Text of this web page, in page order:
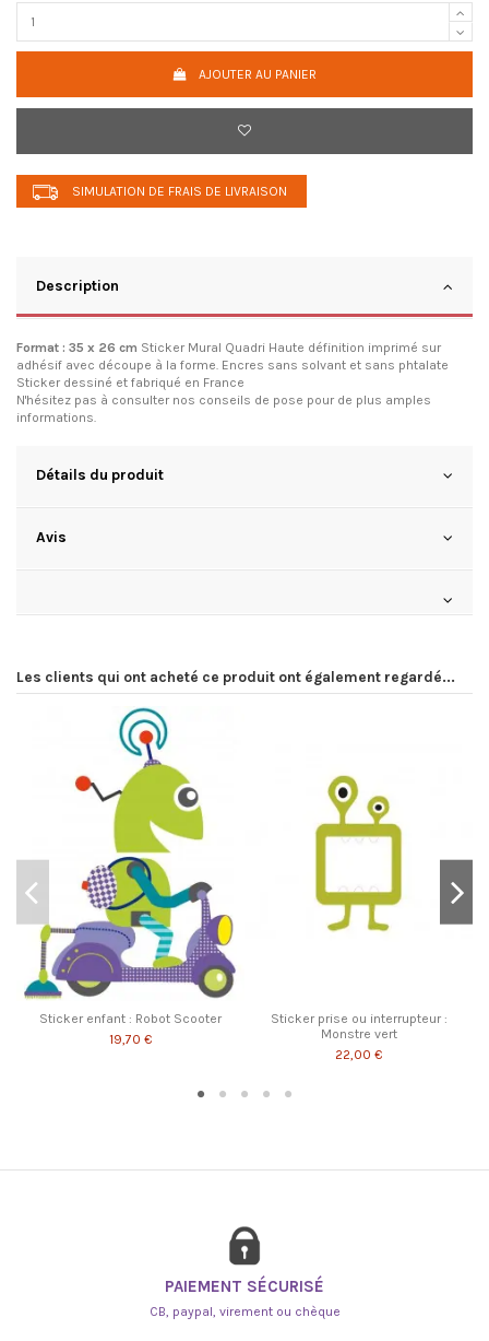
AJOUTER AU PANIER
SIMULATION DE FRAIS DE LIVRAISON
Description
Format : 35 x 26 cm Sticker Mural Quadri Haute définition imprimé sur
adhésif avec découpe à la forme. Encres sans solvant et sans phtalate
Sticker dessiné et fabriqué en France
N'hésitez pas à consulter nos conseils de pose pour de plus amples
informations.
Détails du produit
Avis
Les clients qui ont acheté ce produit ont également regardé...
Sticker enfant : Robot Scooter
19,70 €
Sticker prise ou interrupteur :
Monstre vert
22,00 €
PAIEMENT SÉCURISÉ
CB, paypal, virement ou chèque